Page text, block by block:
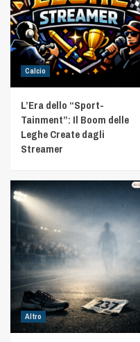
Calcio
L’Era dello “Sport-
Tainment”: Il Boom delle
Leghe Create dagli
Streamer
Altro